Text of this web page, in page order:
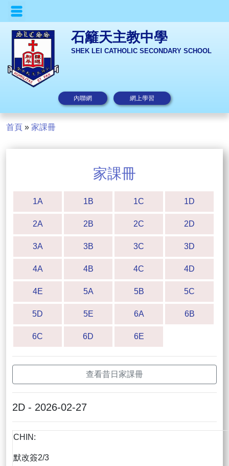
石籬天主教中學
SHEK LEI CATHOLIC SECONDARY SCHOOL
內聯網 網上學習
首頁 » 家課冊
家課冊
1A 1B 1C 1D
2A 2B 2C 2D
3A 3B 3C 3D
4A 4B 4C 4D
4E 5A 5B 5C
5D 5E 6A 6B
6C 6D 6E
查看昔日家課冊
2D - 2026-02-27
CHIN:
默改簽2/3